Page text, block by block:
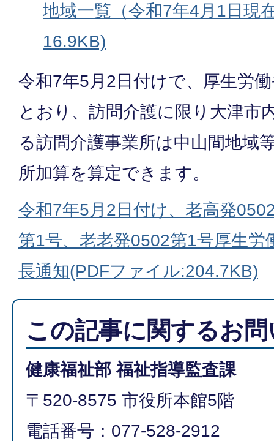
地域一覧（令和7年4月1日現
16.9KB)
令和7年5月2日付けで、厚生労
とおり、訪問介護に限り大津市
る訪問介護事業所は中山間地域
所加算を算定できます。
令和7年5月2日付け、老高発
第1号、老老発0502第1号厚生労
長通知(PDFファイル:204.7KB)
この記事に関するお
健康福祉部 福祉指導監査課
〒520-8575 市役所本館5階
電話番号：077-528-2912